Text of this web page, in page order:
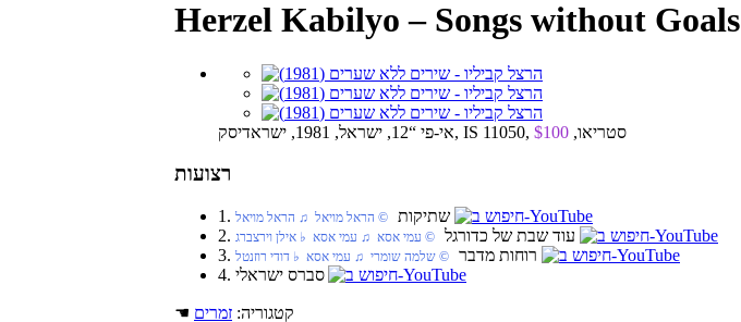
Herzel Kabilyo – Songs without Goals
אי-פי “12, ישראל, 1981, ישראדיסק, IS 11050, סטריאו, $100
רצועות
1. שתיקות ‏ © הראל מויאל‏ ♫ הראל מויאל
2. עוד שבת של כדורגל ‏ © עמי אסא‏ ♫ עמי אסא‏ ♭ אילן וירצברג
3. רוחות מדבר ‏ © שלמה שומרי‏ ♫ עמי אסא‏ ♭ דודי רוזנטל
4. סברס ישראלי
☚ קטגוריה: זמרים